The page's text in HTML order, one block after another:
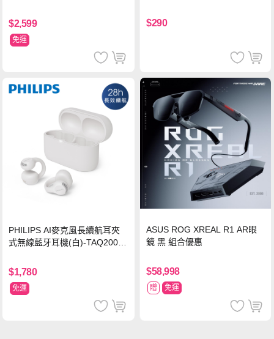
$2,599
免運
$290
PHILIPS AI麥克風長續航耳夾
式無線藍牙耳機(白)-TAQ2000
$1,780
免運
ASUS ROG XREAL R1 AR眼
鏡 黑 組合優惠
$58,998
贈 免運